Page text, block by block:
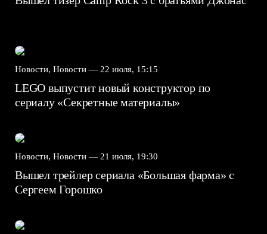
Новости, Новости — 22 июля, 15:15
LEGO выпустит новый конструктор по
сериалу «Секретные материалы»
Новости, Новости — 21 июля, 19:30
Вышел трейлер сериала «Большая фарма» с
Сергеем Горошко